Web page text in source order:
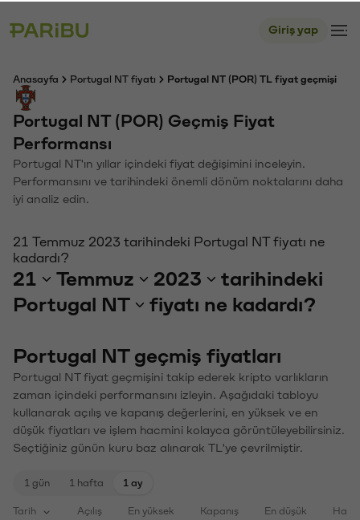
Giriş yap
Anasayfa Portugal NT fiyatı Portugal NT (POR) TL fiyat geçmişi
Portugal NT (POR) Geçmiş Fiyat
Performansı
Portugal NT'ın yıllar içindeki fiyat değişimini inceleyin.
Performansını ve tarihindeki önemli dönüm noktalarını daha
iyi analiz edin.
21 Temmuz 2023 tarihindeki Portugal NT fiyatı ne
kadardı?
21 Temmuz 2023
tarihindeki
Portugal NT
fiyatı ne kadardı?
Portugal NT geçmiş fiyatları
Portugal NT fiyat geçmişini takip ederek kripto varlıkların
zaman içindeki performansını izleyin. Aşağıdaki tabloyu
kullanarak açılış ve kapanış değerlerini, en yüksek ve en
düşük fiyatları ve işlem hacmini kolayca görüntüleyebilirsiniz.
Seçtiğiniz günün kuru baz alınarak TL'ye çevrilmiştir.
1 gün 1 hafta 1 ay
Tarih Açılış En yüksek Kapanış En düşük